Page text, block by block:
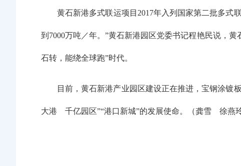
黄石新港多式联运项目2017年入列国家第二批多式
到7000万吨／年。”黄石新港园区党委书记程艳民说，
石转，能绕全球跑”时代。
目前，黄石新港产业园区建设正在推进，宝钢涂镀
大港 千亿园区”“港口新城”的发展使命。（龚雪 徐燕玲